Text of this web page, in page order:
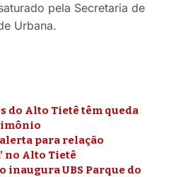
pela Secretaria de
Urbana.
do Alto Tietê têm queda
para relação
no Alto Tietê
inaugura UBS Parque do